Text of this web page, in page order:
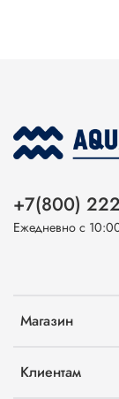
Магазин
Клиентам
+7(800)
Ежедневно с